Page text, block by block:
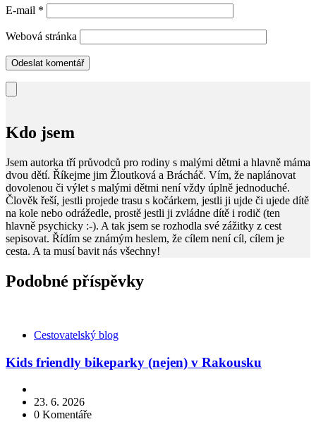
E-mail *
Webová stránka
Kdo jsem
Jsem autorka tří průvodců pro rodiny s malými dětmi a hlavně máma
dvou dětí. Říkejme jim Žloutková a Brácháč. Vím, že naplánovat
dovolenou či výlet s malými dětmi není vždy úplně jednoduché.
Člověk řeší, jestli projede trasu s kočárkem, jestli ji ujde či ujede dítě
na kole nebo odrážedle, prostě jestli ji zvládne dítě i rodič (ten
hlavně psychicky :-). A tak jsem se rozhodla své zážitky z cest
sepisovat. Řídím se známým heslem, že cílem není cíl, cílem je
cesta. A ta musí bavit nás všechny!
Podobné příspěvky
KategorieCestovatelský blog
Kids friendly bikeparky (nejen) v Rakousku
23. 6. 2026
0 Komentáře